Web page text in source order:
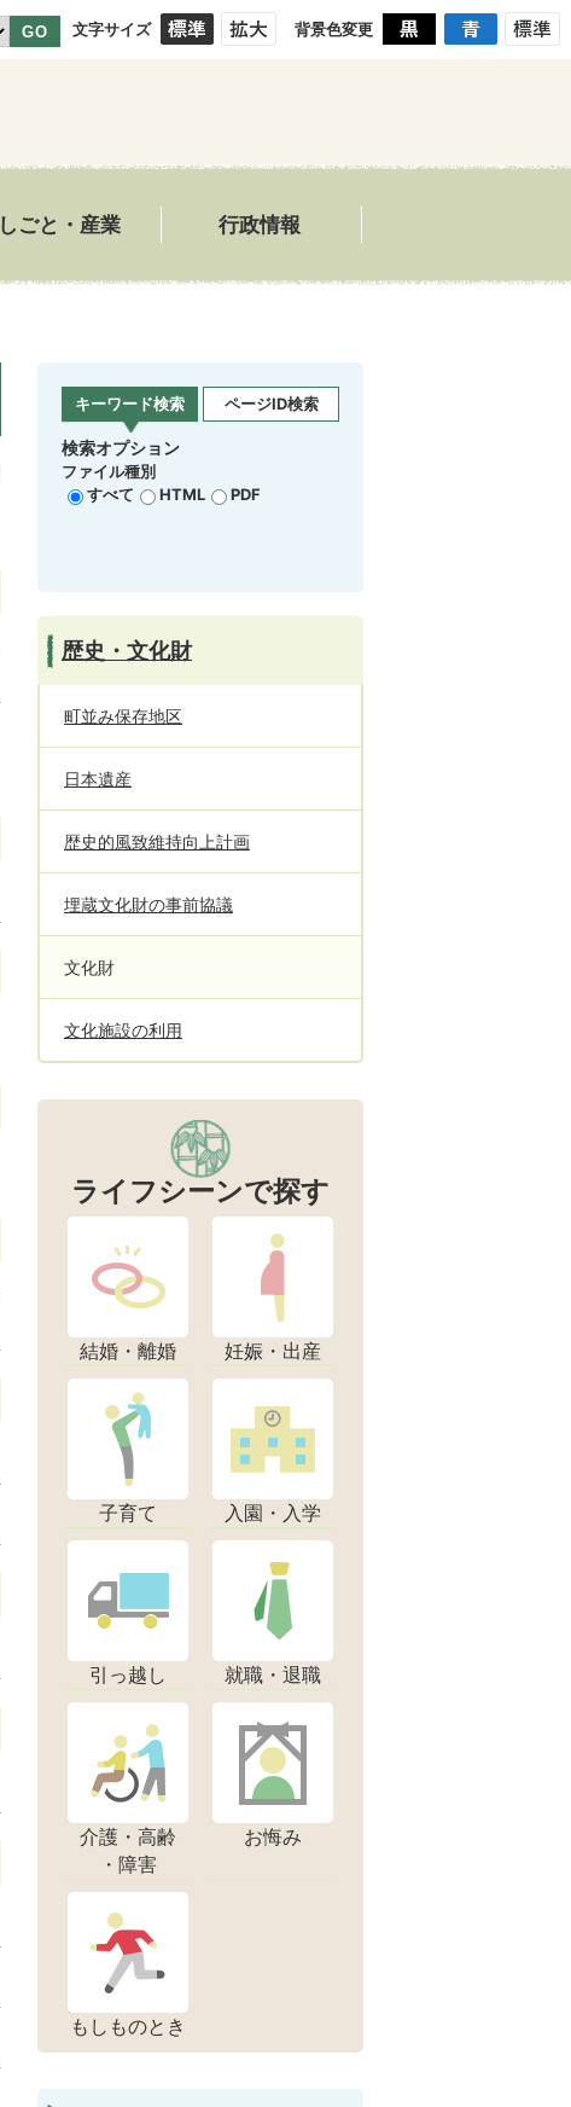
GO 文字サイズ 背景色変更
しごと・産業 行政情報
キーワード検索 ページID検索
検索オプション
ファイル種別
すべて
HTML PDF
歴史・文化財
町並み保存地区
日本遺産
歴史的風致維持向上計画
埋蔵文化財の事前協議
文化財
文化施設の利用
ライフシーンで探す
結婚・離婚 妊娠・出産
子育て 入園・入学
引っ越し 就職・退職
介護・高齢
・障害
お悔み
もしものとき